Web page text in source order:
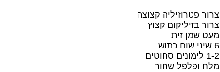
צרור פטרוזיליה קצוצה
צרור בזיליקום קצוץ
מעט שמן זית
6 שיני שום כתוש
1-2 לימונים סחוטים
מלח ופלפל שחור